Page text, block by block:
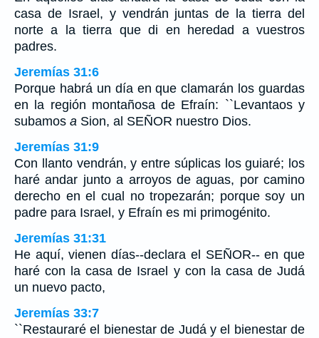
casa de Israel, y vendrán juntas de la tierra del
norte a la tierra que di en heredad a vuestros
padres.
Jeremías 31:6
Porque habrá un día en que clamarán los guardas
en la región montañosa de Efraín: ``Levantaos y
subamos a Sion, al SEÑOR nuestro Dios.
Jeremías 31:9
Con llanto vendrán, y entre súplicas los guiaré; los
haré andar junto a arroyos de aguas, por camino
derecho en el cual no tropezarán; porque soy un
padre para Israel, y Efraín es mi primogénito.
Jeremías 31:31
He aquí, vienen días--declara el SEÑOR-- en que
haré con la casa de Israel y con la casa de Judá
un nuevo pacto,
Jeremías 33:7
``Restauraré el bienestar de Judá y el bienestar de